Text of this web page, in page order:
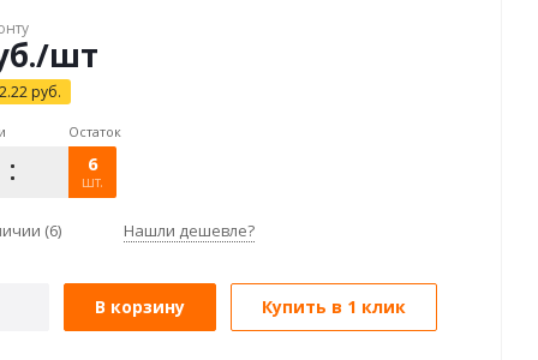
/шт
2.22 руб.
Остаток
6
шт.
(6) Нашли дешевле?
В корзину Купить в 1 клик